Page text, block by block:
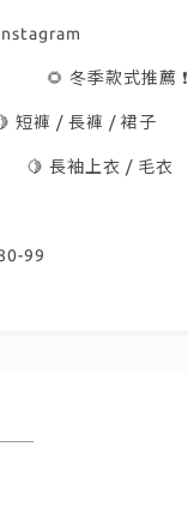
🌻 冬季款式推薦 ❗
短褲 / 長褲 / 裙子
🍋 長袖上衣 / 毛衣
99